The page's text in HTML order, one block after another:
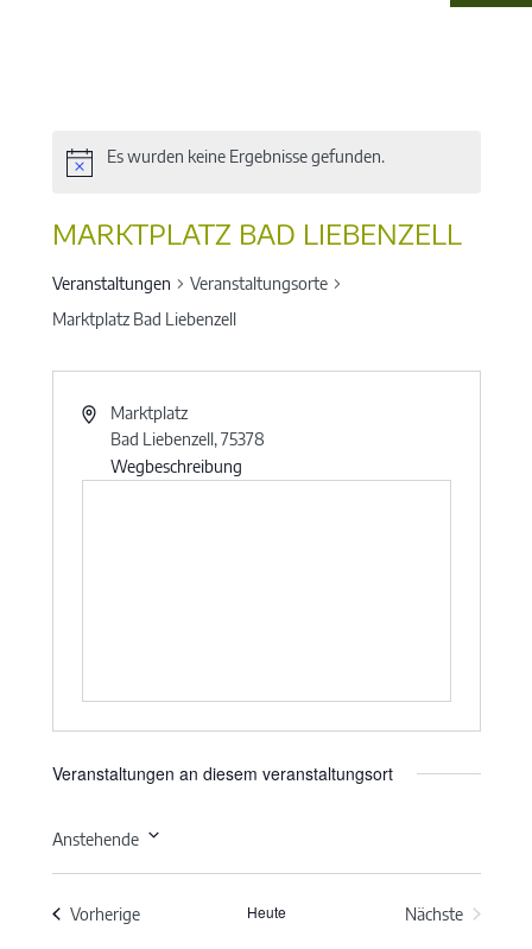
Es wurden keine Ergebnisse gefunden.
MARKTPLATZ BAD LIEBENZELL
Veranstaltungen
Veranstaltungsorte
Marktplatz Bad Liebenzell
Marktplatz
Bad Liebenzell,75378
Wegbeschreibung
Veranstaltungen an diesem veranstaltungsort
Anstehende
VorherigeVeranstaltungenHeute
Nächste